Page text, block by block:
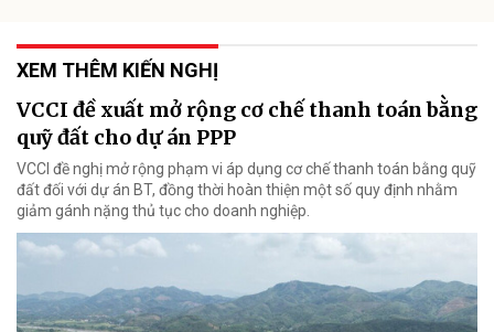
XEM THÊM KIẾN NGHỊ
VCCI đề xuất mở rộng cơ chế thanh toán bằng
quỹ đất cho dự án PPP
VCCI đề nghị mở rộng phạm vi áp dụng cơ chế thanh toán bằng quỹ
đất đối với dự án BT, đồng thời hoàn thiện một số quy định nhằm
giảm gánh nặng thủ tục cho doanh nghiệp.